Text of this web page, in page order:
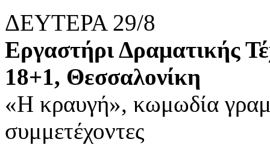
ΔΕΥΤΕΡΑ 29/8
Εργαστήρι Δραματικής
18+1, Θεσσαλονίκη
«Η κραυγή», κωμωδία
συμμετέχοντες